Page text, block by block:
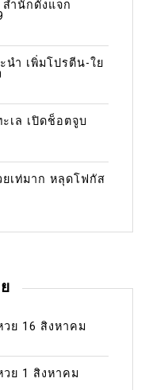
ำนักดังแจก
ำ เพิ่มโปรตีน-ใย
เล เปิดช็อตจูบ
เท่มาก หลุดโฟกัส
ย 16 สิงหาคม
ย 1 สิงหาคม